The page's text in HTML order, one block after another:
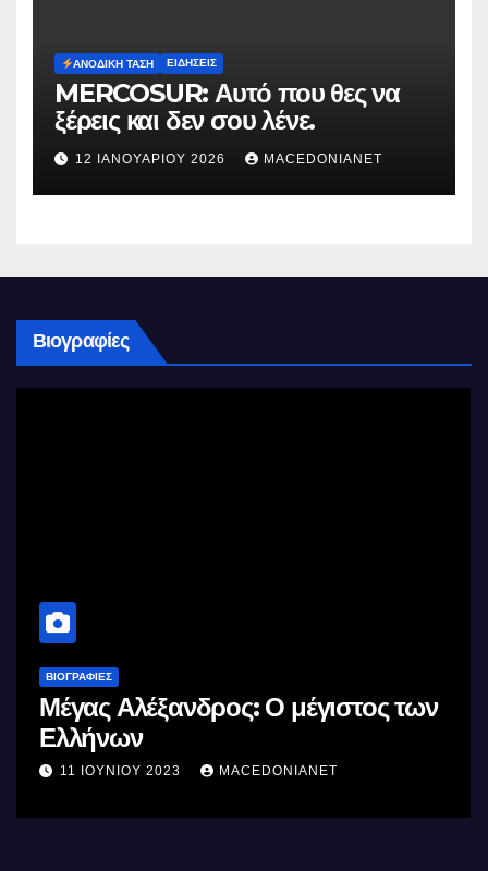
ΑΝΟΔΙΚΉ ΤΆΣΗ ΕΙΔΉΣΕΙΣ
MERCOSUR: Αυτό που θες να
ξέρεις και δεν σου λένε.
12 ΙΑΝΟΥΑΡΊΟΥ 2026 MACEDONIANET
Βιογραφίες
ΒΙΟΓΡΑΦΊΕΣ
Μέγας Αλέξανδρος: Ο μέγιστος των
Ελλήνων
11 ΙΟΥΝΊΟΥ 2023 MACEDONIANET